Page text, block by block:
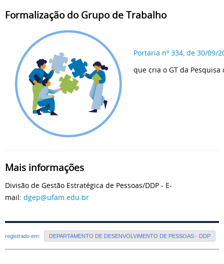
Formalização do Grupo de Trabalho
Portaria nº 334, de 30/09/
que cria o GT da
Mais informações
Divisão de Gestão Estratégica de Pessoas/DDP - E-
mail: dgep@ufam.edu.br
registrado em: DEPARTAMENTO DE DESENVOLVIMENTO DE PESSOAS - DDP